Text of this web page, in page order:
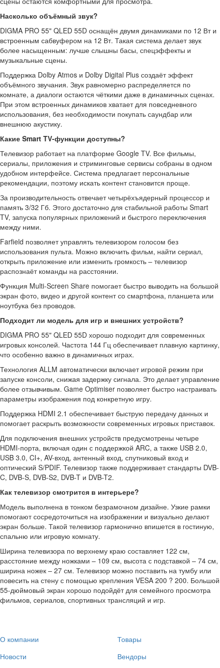
Насколько объёмный звук?
DIGMA PRO 55" QLED 55D оснащён двумя динамиками по 12 Вт и
встроенным сабвуфером на 12 Вт. Такая система делает звук
более насыщенным: лучше слышны басы, спецэффекты и
музыкальные сцены.
Поддержка Dolby Atmos и Dolby Digital Plus создаёт эффект
объёмного звучания. Звук равномерно распределяется по
комнате, а диалоги остаются чёткими даже в динамичных сценах.
При этом встроенных динамиков хватает для повседневного
использования, без необходимости покупать саундбар или
внешнюю акустику.
Какие Smart TV-функции доступны?
Телевизор работает на платформе Google TV. Все фильмы,
сериалы, приложения и стриминговые сервисы собраны в одном
удобном интерфейсе. Система предлагает персональные
рекомендации, поэтому искать контент становится проще.
За производительность отвечает четырёхъядерный процессор и
память 3/32 Гб. Этого достаточно для стабильной работы Smart
TV, запуска популярных приложений и быстрого переключения
между ними.
Farfield позволяет управлять телевизором голосом без
использования пульта. Можно включить фильм, найти сериал,
открыть приложение или изменить громкость – телевизор
распознаёт команды на расстоянии.
Функция Multi-Screen Share помогает быстро выводить на большой
экран фото, видео и другой контент со смартфона, планшета или
ноутбука без проводов.
Подходит ли модель для игр и внешних устройств?
DIGMA PRO 55" QLED 55D хорошо подходит для современных
игровых консолей. Частота 144 Гц обеспечивает плавную картинку,
что особенно важно в динамичных играх.
Технология ALLM автоматически включает игровой режим при
запуске консоли, снижая задержку сигнала. Это делает управление
более отзывчивым. Game Optimiser позволяет быстро настраивать
параметры изображения под конкретную игру.
Поддержка HDMI 2.1 обеспечивает быструю передачу данных и
помогает раскрыть возможности современных игровых приставок.
Для подключения внешних устройств предусмотрены четыре
HDMI-порта, включая один с поддержкой ARC, а также USB 2.0,
USB 3.0, CI+, AV-вход, антенный вход, спутниковый вход и
оптический S/PDIF. Телевизор также поддерживает стандарты DVB-
C, DVB-S, DVB-S2, DVB-T и DVB-T2.
Как телевизор смотрится в интерьере?
Модель выполнена в тонком безрамочном дизайне. Узкие рамки
помогают сосредоточиться на изображении и визуально делают
экран больше. Такой телевизор гармонично впишется в гостиную,
спальню или игровую комнату.
Ширина телевизора по верхнему краю составляет 122 см,
расстояние между ножками – 109 см, высота с подставкой – 74 см,
ширина ножек – 27 см. Телевизор можно поставить на тумбу или
повесить на стену с помощью крепления VESA 200 ? 200. Большой
55-дюймовый экран хорошо подойдёт для семейного просмотра
фильмов, сериалов, спортивных трансляций и игр.
О компании
Новости
Товары
Вендоры